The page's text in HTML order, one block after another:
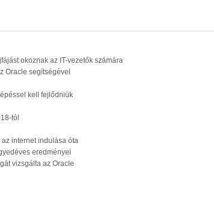
okoznak az IT-vezetők számára
Oracle segítségével
kell fejlődniük
tól
internet indulása óta
eredményei
vizsgálta az Oracle